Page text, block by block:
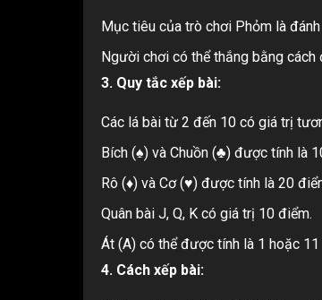
Mục tiêu của trò chơi Phỏm là
Người chơi có thể thắng bằng
3. Quy tắc xếp bài:
Các lá bài từ 2 đến 10 có giá trị
Bích (♠) và Chuồn (♣) được tính là
Rô (♦) và Cơ (♥) được tính là 20
Quân bài J, Q, K có giá trị 10 điểm.
Át (A) có thể được tính là 1 hoặc
4. Cách xếp bài: